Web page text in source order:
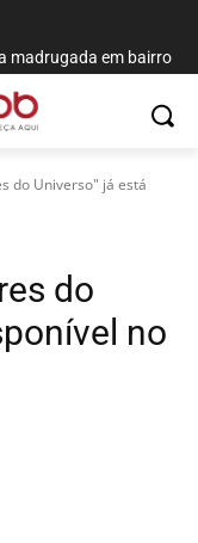
madrugada em bairro
do Universo" já está
do
no